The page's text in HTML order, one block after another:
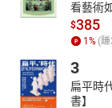
07-一句謝謝的神奇
08-該為一天的幸運
10-別埋頭苦幹 做個
11-祝福你的敵人
看藝術
$385
1 % (賺
3
扁平時
書】